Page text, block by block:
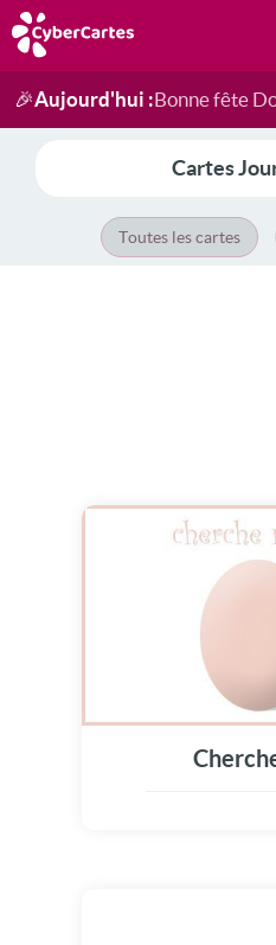
Anniversaire
Fête du jour
Amour
Amitié
Merci
Toutes les cartes
🎉Aujourd'hui :Bonne fête
Cartes
Toutes les cartes